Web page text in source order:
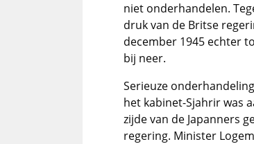
niet onderhandelen.
druk van de Britse
december 1945 echter
bij neer.
Serieuze
het kabinet-Sjahrir was
zijde van de Japanners
regering. Minister